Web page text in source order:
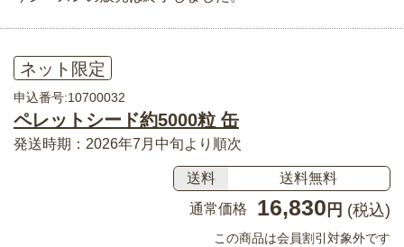
ネット限定
申込番号:10700032
ペレットシード約5000粒 缶
発送時期：2026年7月中旬より順次
送料
送料無料
通常価格
16,830 円 (税込)
この商品は会員割引対象外です